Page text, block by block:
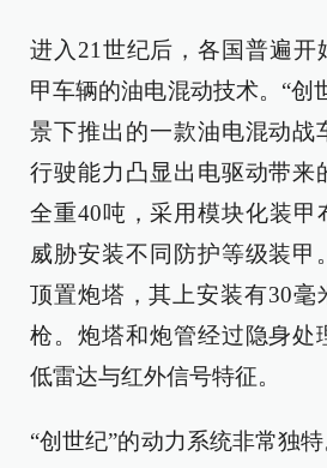
进入21世纪后，各国普遍开
甲车辆的油电混动技术。“创
景下推出的一款油电混动战
行驶能力凸显出电驱动带来
全重40吨，采用模块化装甲
威胁安装不同防护等级装甲
顶置炮塔，其上安装有30毫
枪。炮塔和炮管经过隐身处
低雷达与红外信号特征。
“创世纪”的动力系统非常独